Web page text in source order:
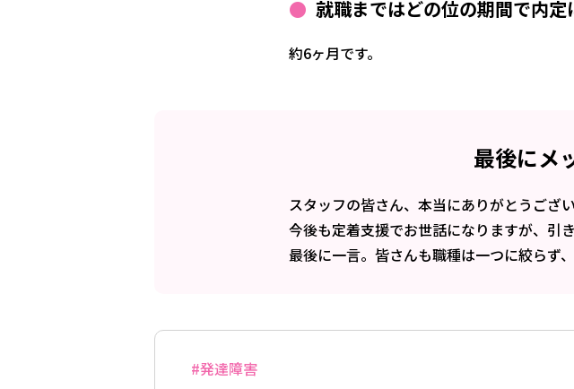
就職まではどの位の期間で内定
約6ヶ月です。
最後にメ
スタッフの皆さん、本当にありがとうござい
今後も定着支援でお世話になりますが、引
最後に一言。皆さんも職種は一つに絞らず
#発達障害